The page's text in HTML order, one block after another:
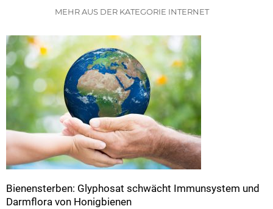
MEHR AUS DER KATEGORIE INTERNET
Bienensterben: Glyphosat schwächt Immunsystem und
Darmflora von Honigbienen